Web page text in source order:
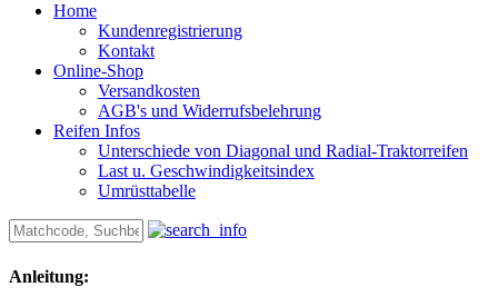
Home
Kundenregistrierung
Kontakt
Online-Shop
Versandkosten
AGB's und Widerrufsbelehrung
Reifen Infos
Unterschiede von Diagonal und Radial-Traktorreifen
Last u. Geschwindigkeitsindex
Umrüsttabelle
Anleitung: